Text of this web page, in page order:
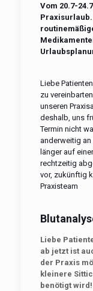
Vom 20.7-
Liebe
zu
unseren
deshalb, uns
Termin nicht
anderweitig
länger auf
rechtzeitig
vor, zukünftig
Praxisteam
Liebe
ab jetzt ist
der Praxis
kleinere
benötigt wird!